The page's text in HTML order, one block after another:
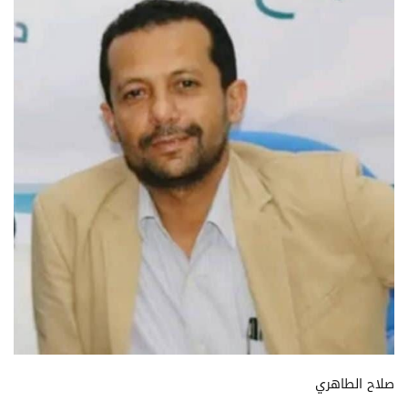
صلاح الطاهري